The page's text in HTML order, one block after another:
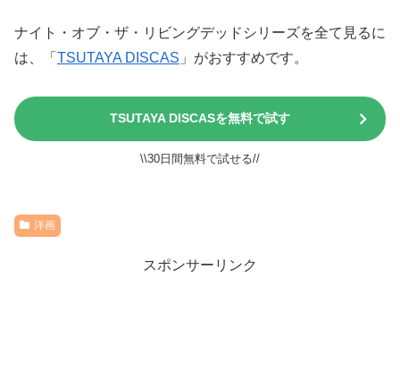
ナイト・オブ・ザ・リビングデッドシリーズを全て見るに
は、「 TSUTAYA DISCAS 」がおすすめです。
TSUTAYA DISCASを無料で試す
\\30日間無料で試せる//
洋画
スポンサーリンク